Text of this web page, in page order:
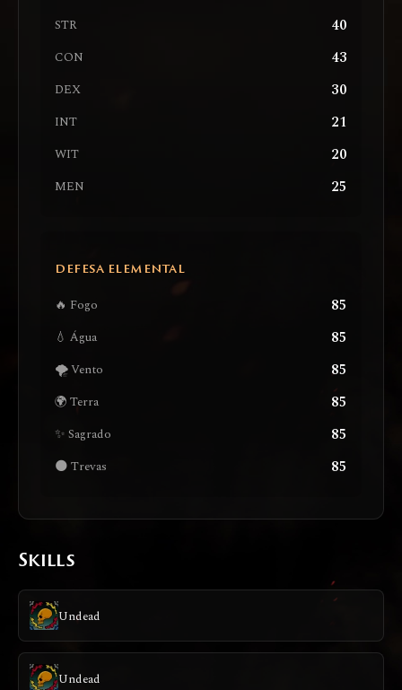
STR 40
CON 43
DEX 30
INT 21
WIT 20
MEN 25
DEFESA ELEMENTAL
🔥 Fogo 85
💧 Água 85
🌪️ Vento 85
🌍 Terra 85
✨ Sagrado 85
🌑 Trevas 85
Skills
Undead
Undead